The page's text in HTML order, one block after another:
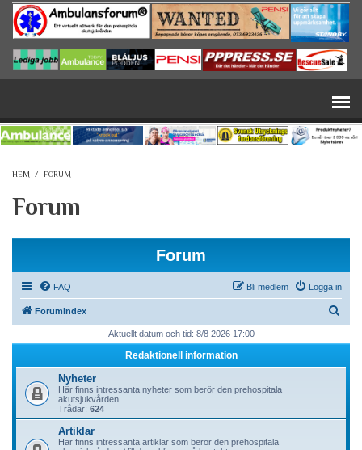
Hoppa till huvudinnehåll
HEM / FORUM
Forum